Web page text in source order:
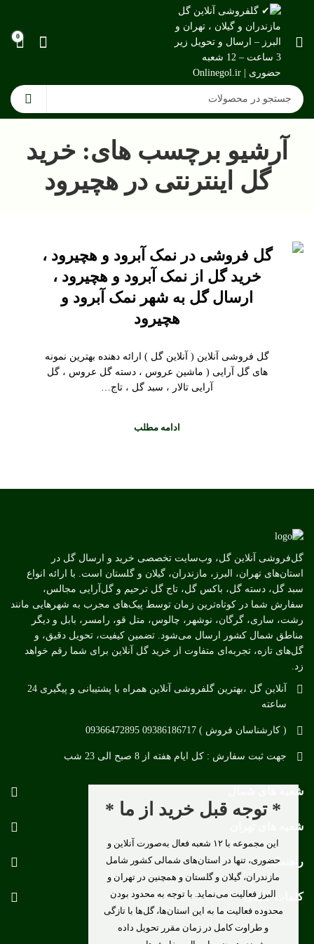
0
آرشیو برچسب های: خرید
گل اینترنتی در هچیرود
گل فروشی در نمک آبرود و هچیرود ،
خرید گل از نمک آبرود و هچیرود ،
ارسال گل به شهر نمک آبرود و
هچیرود
گل فروشی آنلاین ( آنلاین گل ) ارائه دهنده بهترین نمونه
های گل آرایی ( ماشین عروس ، دسته گل عروس ، گل
آرایی تالار ، سبد گل ، تاج…
ادامه مطلب
گل‌فروشی آنلاین گل، وب‌سایت تخصصی خرید و ارسال گل در
استان‌های تهران، البرز، مازندران، گیلان و گلستان است. با ارائه انواع
سبد گل، دسته گل، باکس گل، تاج گل ترحیم و گل‌آرایی مجالس،
سفارش شما در کوتاه‌ترین زمان توسط پیک‌های مجرب به شهرهایی مانند
رشت، ساری، گرگان، نوشهر، چالوس، متل قو، رامسر، بابل و دیگر
مناطق شمال کشور ارسال می‌شود. تضمین کیفیت، تحویل دقیق، و
گل‌های تازه، تجربه‌ای متفاوت از خرید گل آنلاین برای شما رقم خواهد
زد.
آنلاین گل ،بهترین گلفروشی آنلاین همراه با پشتیبانی و پیگیری 24
ساعته
( کارشناسان فروش ) 09386186717 09366472895
جهت ثبت سفارش : کل ایام هفته از 8 صبح الی 23 شب
شعبه های شمال
شعبه های تهران
راهنمایی
کلمات کلیدی
* توجه قبل خرید از ما *
این مجموعه با ۱۲ شعبه فعال به‌صورت آنلاین و
حضوری، تنها در استان‌های شمالی کشور شامل
مازندران، گیلان و گلستان و همچنین در تهران و
البرز فعالیت می‌نماید. با توجه به محدود بودن
محدوده فعالیت ما به این استان‌ها، گل‌ها با تازگی
و طراوت کامل در زمان مقرر تحویل داده